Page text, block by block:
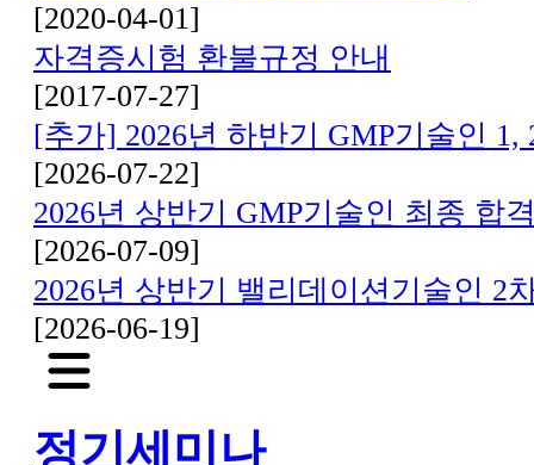
[2020-04-01]
자격증시험 환불규정 안내
[2017-07-27]
[추가] 2026년 하반기 GMP기술인
[2026-07-22]
2026년 상반기 GMP기술인 최종 합
[2026-07-09]
2026년 상반기 밸리데이션기술인 2
[2026-06-19]
정기세미나